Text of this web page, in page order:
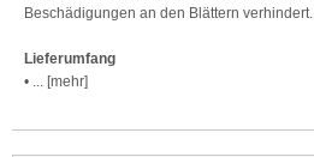
Beschädigungen an den Blättern verhindert.
Lieferumfang
• ... [mehr]